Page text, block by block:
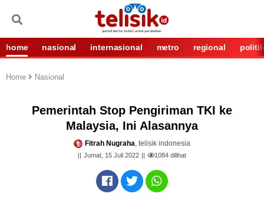
home nasional internasional metro regional politik
Home Nasional
Pemerintah Stop Pengiriman TKI ke
Malaysia, Ini Alasannya
Fitrah Nugraha, telisik indonesia
Jumat, 15 Juli 2022 1084 dilihat